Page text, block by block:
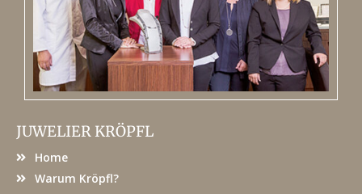
JUWELIER KRÖPFL
Home
Warum Kröpfl?